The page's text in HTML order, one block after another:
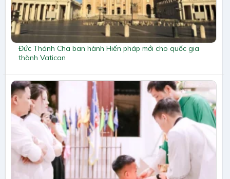
Đức Thánh Cha ban hành Hiến pháp mới cho quốc gia
thành Vatican